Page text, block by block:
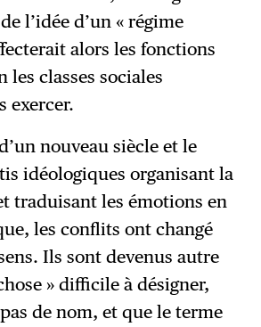
l’idée d’un « régime
alors les fonctions
les classes sociales
exercer.
nouveau siècle et le
idéologiques organisant la
traduisant les émotions en
les conflits ont changé
Ils sont devenus autre
» difficile à désigner,
de nom, et que le terme